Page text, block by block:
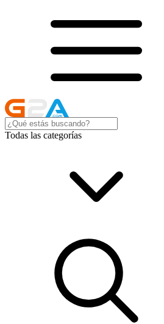
Todas las categorías